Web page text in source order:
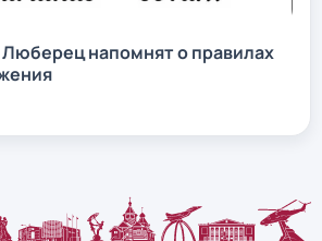
напомнят о правилах